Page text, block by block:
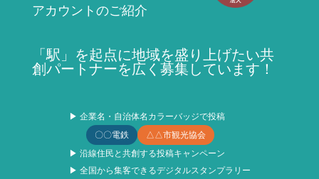
アカウントのご紹介
「駅」を起点に地域を盛り上げたい共
創パートナーを広く募集しています！
▶ 企業名・自治体名カラーバッジで投稿
〇〇電鉄
△△市観光協会
▶ 沿線住民と共創する投稿キャンペーン
▶ 全国から集客できるデジタルスタンプラリー